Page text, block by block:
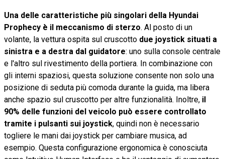
Una delle caratteristiche più singolari della Hyundai
Prophecy è il meccanismo di sterzo. Al posto di un
volante, la vettura ospita sul cruscotto due joystick situati a
sinistra e a destra dal guidatore: uno sulla console centrale
e l'altro sul rivestimento della portiera. In combinazione con
gli interni spaziosi, questa soluzione consente non solo una
posizione di seduta più comoda durante la guida, ma libera
anche spazio sul cruscotto per altre funzionalità. Inoltre, il
90% delle funzioni del veicolo può essere controllato
tramite i pulsanti sui joystick, quindi non è necessario
togliere le mani dai joystick per cambiare musica, ad
esempio. Questa configurazione ergonomica è conosciuta